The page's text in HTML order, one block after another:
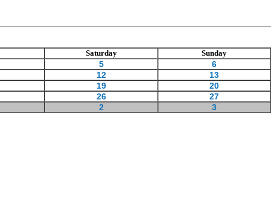
Saturday Sunday
5
6
12
13
19
20
26
27
2 3